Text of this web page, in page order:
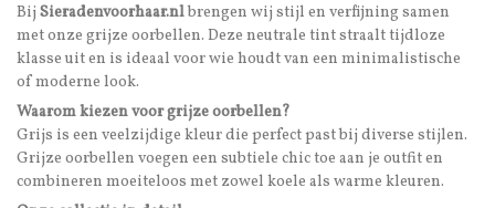
Bij Sieradenvoorhaar.nlbrengen wij stijl en verfijning samen
met onze grijze oorbellen. Deze neutrale tint straalt tijdloze
klasse uit en is ideaal voor wie houdt van een minimalistische
of moderne look.
Waarom kiezen voor grijze oorbellen?
Grijs is een veelzijdige kleur die perfect past bij diverse stijlen.
Grijze oorbellen voegen een subtiele chic toe aan je outfit en
combineren moeiteloos met zowel koele als warme kleuren.